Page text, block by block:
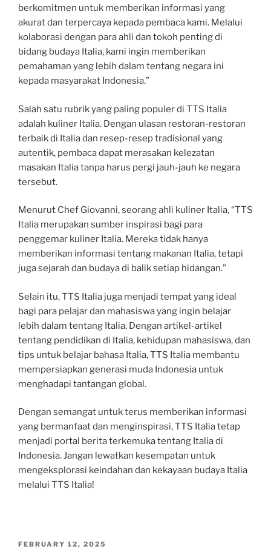
berkomitmen untuk memberikan informasi yang
akurat dan terpercaya kepada pembaca kami. Melalui
kolaborasi dengan para ahli dan tokoh penting di
bidang budaya Italia, kami ingin memberikan
pemahaman yang lebih dalam tentang negara ini
kepada masyarakat Indonesia.”
Salah satu rubrik yang paling populer di TTS Italia
adalah kuliner Italia. Dengan ulasan restoran-restoran
terbaik di Italia dan resep-resep tradisional yang
autentik, pembaca dapat merasakan kelezatan
masakan Italia tanpa harus pergi jauh-jauh ke negara
tersebut.
Menurut Chef Giovanni, seorang ahli kuliner Italia, “TTS
Italia merupakan sumber inspirasi bagi para
penggemar kuliner Italia. Mereka tidak hanya
memberikan informasi tentang makanan Italia, tetapi
juga sejarah dan budaya di balik setiap hidangan.”
Selain itu, TTS Italia juga menjadi tempat yang ideal
bagi para pelajar dan mahasiswa yang ingin belajar
lebih dalam tentang Italia. Dengan artikel-artikel
tentang pendidikan di Italia, kehidupan mahasiswa, dan
tips untuk belajar bahasa Italia, TTS Italia membantu
mempersiapkan generasi muda Indonesia untuk
menghadapi tantangan global.
Dengan semangat untuk terus memberikan informasi
yang bermanfaat dan menginspirasi, TTS Italia tetap
menjadi portal berita terkemuka tentang Italia di
Indonesia. Jangan lewatkan kesempatan untuk
mengeksplorasi keindahan dan kekayaan budaya Italia
melalui TTS Italia!
POSTED
FEBRUARY 12, 2025